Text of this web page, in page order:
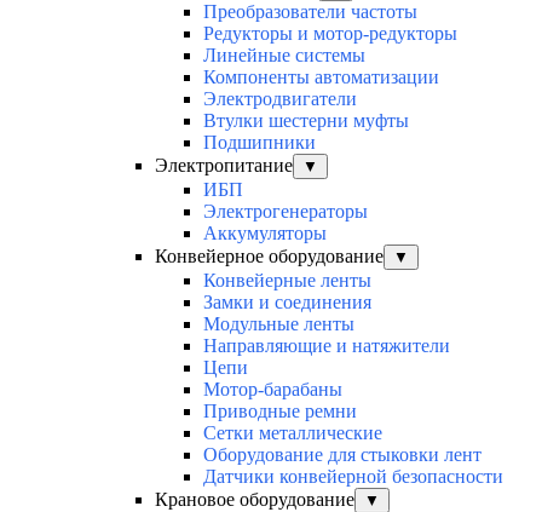
Преобразователи частоты
Редукторы и мотор-редукторы
Линейные системы
Компоненты автоматизации
Электродвигатели
Втулки шестерни муфты
Подшипники
Электропитание
▼
ИБП
Электрогенераторы
Аккумуляторы
Конвейерное оборудование
▼
Конвейерные ленты
Замки и соединения
Модульные ленты
Направляющие и натяжители
Цепи
Мотор-барабаны
Приводные ремни
Сетки металлические
Оборудование для стыковки лент
Датчики конвейерной безопасности
Крановое оборудование
▼